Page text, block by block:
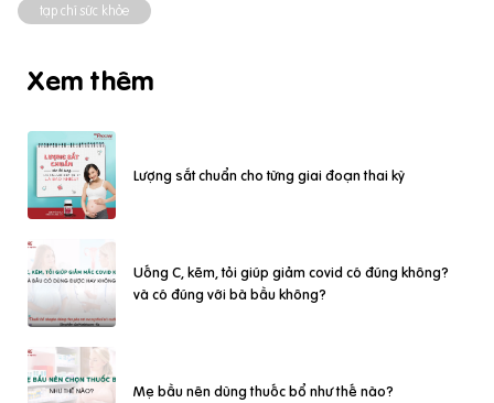
tạp chí sức khỏe
Xem thêm
Lượng sắt chuẩn cho từng giai đoạn thai kỳ
Uống C, kẽm, tỏi giúp giảm covid có đúng không?
và có đúng với bà bầu không?
Mẹ bầu nên dùng thuốc bổ như thế nào?